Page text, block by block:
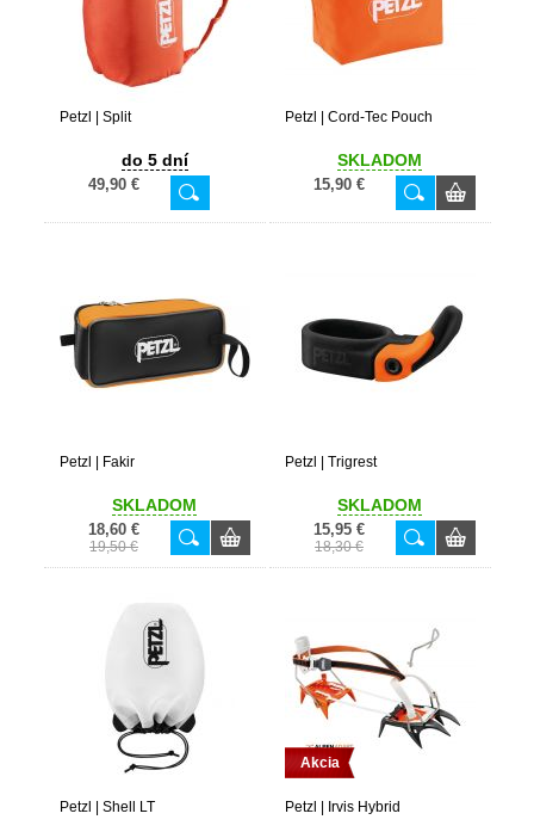
Petzl | Split
do 5 dní
49,90 €
Petzl | Cord-Tec Pouch
SKLADOM
15,90 €
Petzl | Fakir
SKLADOM
18,60 €
19,50 €
Petzl | Trigrest
SKLADOM
15,95 €
18,30 €
Petzl | Shell LT
Akcia
Petzl | Irvis Hybrid